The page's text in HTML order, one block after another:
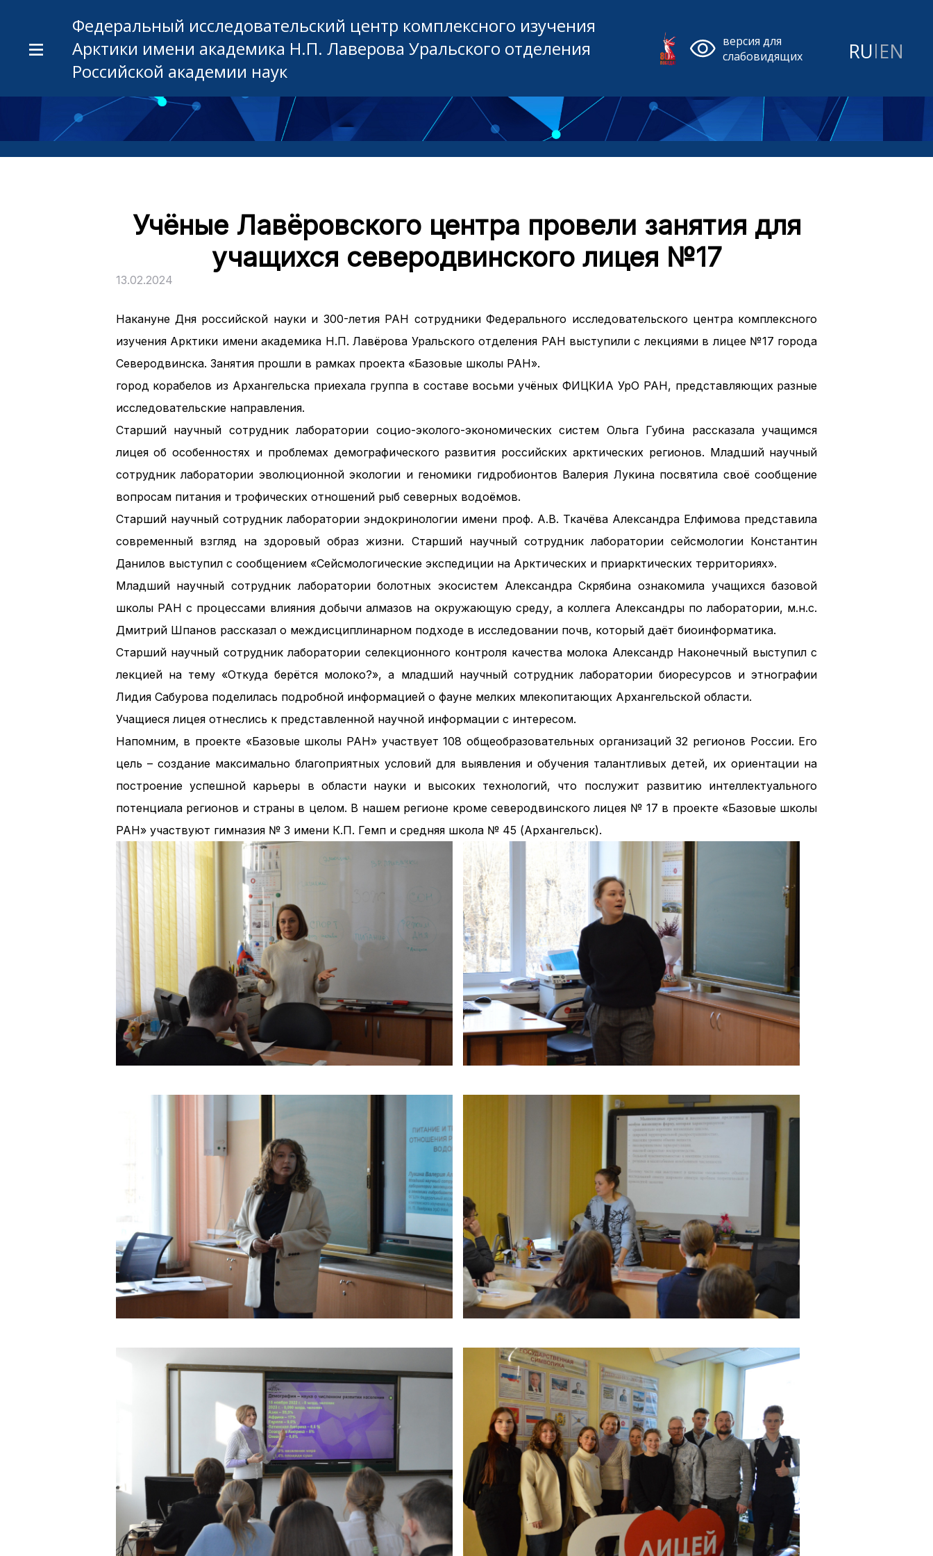
Федеральный исследовательский центр комплексного изучения
Арктики имени академика Н.П. Лаверова Уральского отделения
Российской академии наук
версия для
слабовидящих
RU| EN
Учёные Лавёровского центра провели занятия для
учащихся северодвинского лицея №17
13.02.2024
Накануне Дня российской науки и 300-летия РАН сотрудники Федерального исследовательского центра комплексного
изучения Арктики имени академика Н.П. Лавёрова Уральского отделения РАН выступили с лекциями в лицее №17 города
Северодвинска. Занятия прошли в рамках проекта «Базовые школы РАН».
город корабелов из Архангельска приехала группа в составе восьми учёных ФИЦКИА УрО РАН, представляющих разные
исследовательские направления.
Старший научный сотрудник лаборатории социо-эколого-экономических систем Ольга Губина рассказала учащимся
лицея об особенностях и проблемах демографического развития российских арктических регионов. Младший научный
сотрудник лаборатории эволюционной экологии и геномики гидробионтов Валерия Лукина посвятила своё сообщение
вопросам питания и трофических отношений рыб северных водоёмов.
Старший научный сотрудник лаборатории эндокринологии имени проф. А.В. Ткачёва Александра Елфимова представила
современный взгляд на здоровый образ жизни. Старший научный сотрудник лаборатории сейсмологии Константин
Данилов выступил с сообщением «Сейсмологические экспедиции на Арктических и приарктических территориях».
Младший научный сотрудник лаборатории болотных экосистем Александра Скрябина ознакомила учащихся базовой
школы РАН с процессами влияния добычи алмазов на окружающую среду, а коллега Александры по лаборатории, м.н.с.
Дмитрий Шпанов рассказал о междисциплинарном подходе в исследовании почв, который даёт биоинформатика.
Старший научный сотрудник лаборатории селекционного контроля качества молока Александр Наконечный выступил с
лекцией на тему «Откуда берётся молоко?», а младший научный сотрудник лаборатории биоресурсов и этнографии
Лидия Сабурова поделилась подробной информацией о фауне мелких млекопитающих Архангельской области.
Учащиеся лицея отнеслись к представленной научной информации с интересом.
Напомним, в проекте «Базовые школы РАН» участвует 108 общеобразовательных организаций 32 регионов России. Его
цель – создание максимально благоприятных условий для выявления и обучения талантливых детей, их ориентации на
построение успешной карьеры в области науки и высоких технологий, что послужит развитию интеллектуального
потенциала регионов и страны в целом. В нашем регионе кроме северодвинского лицея № 17 в проекте «Базовые школы
РАН» участвуют гимназия № 3 имени К.П. Гемп и средняя школа № 45 (Архангельск).